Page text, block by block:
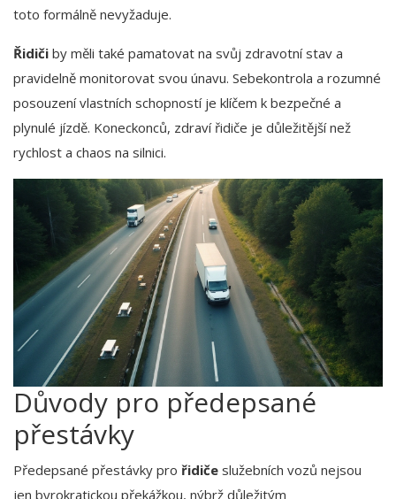
toto formálně nevyžaduje.
Řidiči by měli také pamatovat na svůj zdravotní stav a
pravidelně monitorovat svou únavu. Sebekontrola a rozumné
posouzení vlastních schopností je klíčem k bezpečné a
plynulé jízdě. Koneckonců, zdraví řidiče je důležitější než
rychlost a chaos na silnici.
Důvody pro předepsané
přestávky
Předepsané přestávky pro řidiče služebních vozů nejsou
jen byrokratickou překážkou, nýbrž důležitým